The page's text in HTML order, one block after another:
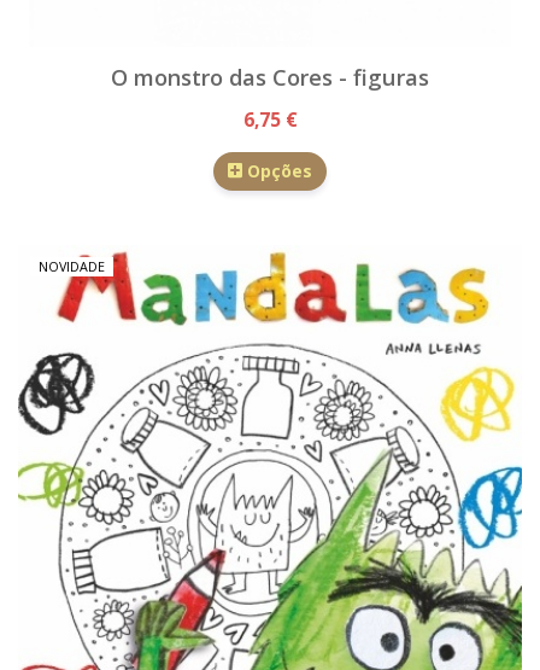
O monstro das Cores - figuras
6,75 €
Opções
NOVIDADE